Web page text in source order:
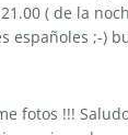
21.00 ( de la
españoles ;-)
fotos !!!